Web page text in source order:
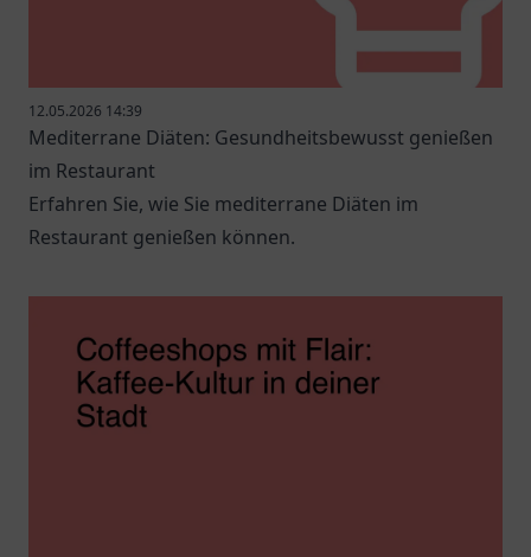
12.05.2026 14:39
Mediterrane Diäten: Gesundheitsbewusst genießen
im Restaurant
Erfahren Sie, wie Sie mediterrane Diäten im
Restaurant genießen können.